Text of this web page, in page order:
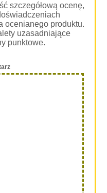
szczegółową ocenę,
ocenianego produktu.
uzasadniające
punktowe.